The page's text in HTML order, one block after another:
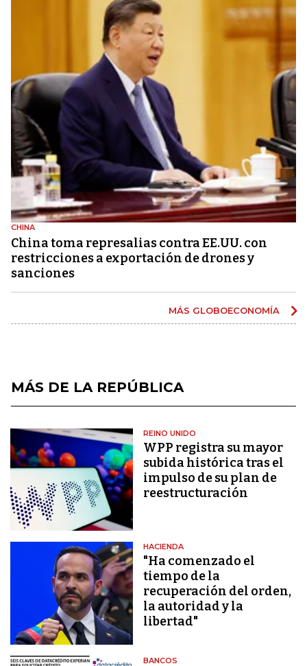
CHINA
China toma represalias contra EE.UU. con
restricciones a exportación de drones y
sanciones
MÁS GLOBOECONOMÍA
MÁS DE LA REPÚBLICA
REINO UNIDO
WPP registra su mayor
subida histórica tras el
impulso de su plan de
reestructuración
HACIENDA
"Ha comenzado el
tiempo de la
recuperación del orden,
la autoridad y la
libertad"
BANCOS